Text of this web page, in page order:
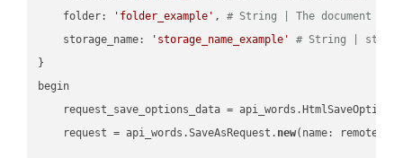
    folder:
'folder_example' , # String | The document
    storage_name:
'storage_name_example'
# String |
}
begin
request_save_options_data =
    request = api_words.SaveAsRequest.
new(name: